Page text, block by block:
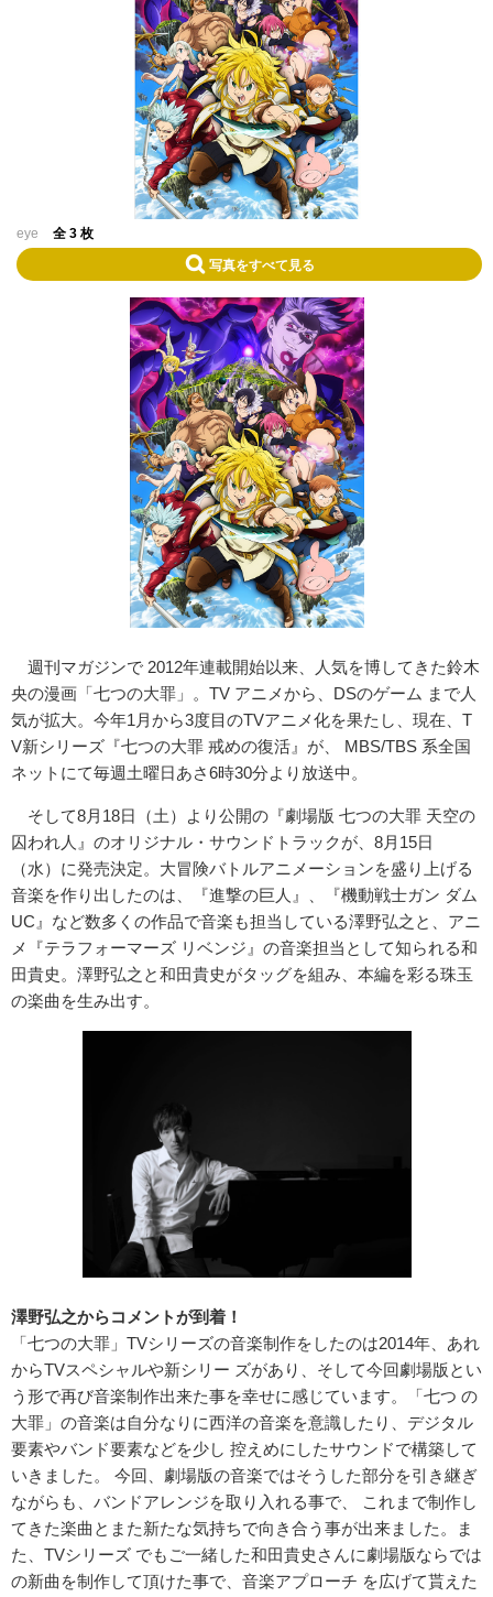
eye 全 3 枚
写真をすべて見る
週刊マガジンで 2012年連載開始以来、人気を博してきた鈴木
央の漫画「七つの大罪」。TV アニメから、DSのゲーム まで人
気が拡大。今年1月から3度目のTVアニメ化を果たし、現在、T
V新シリーズ『七つの大罪 戒めの復活』が、 MBS/TBS 系全国
ネットにて毎週土曜日あさ6時30分より放送中。
そして8月18日（土）より公開の『劇場版 七つの大罪 天空の
囚われ人』のオリジナル・サウンドトラックが、8月15日
（水）に発売決定。大冒険バトルアニメーションを盛り上げる
音楽を作り出したのは、『進撃の巨人』、『機動戦士ガン ダム
UC』など数多くの作品で音楽も担当している澤野弘之と、アニ
メ『テラフォーマーズ リベンジ』の音楽担当として知られる和
田貴史。澤野弘之と和田貴史がタッグを組み、本編を彩る珠玉
の楽曲を生み出す。
澤野弘之からコメントが到着！
「七つの大罪」TVシリーズの音楽制作をしたのは2014年、あれ
からTVスペシャルや新シリー ズがあり、そして今回劇場版とい
う形で再び音楽制作出来た事を幸せに感じています。「七つ の
大罪」の音楽は自分なりに西洋の音楽を意識したり、デジタル
要素やバンド要素などを少し 控えめにしたサウンドで構築して
いきました。 今回、劇場版の音楽ではそうした部分を引き継ぎ
ながらも、バンドアレンジを取り入れる事で、 これまで制作し
てきた楽曲とまた新たな気持ちで向き合う事が出来ました。ま
た、TVシリーズ でもご一緒した和田貴史さんに劇場版ならでは
の新曲を制作して頂けた事で、音楽アプローチ を広げて貰えた